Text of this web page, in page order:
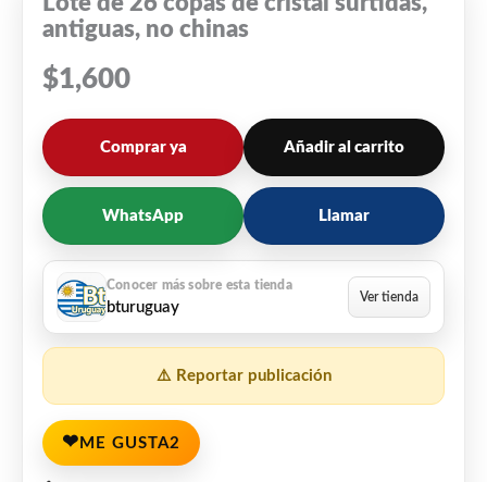
antiguas, no chinas
$1,600
Comprar ya Añadir al carrito
WhatsApp Llamar
bturuguay
⚠️ Reportar publicación
❤ ME GUSTA2